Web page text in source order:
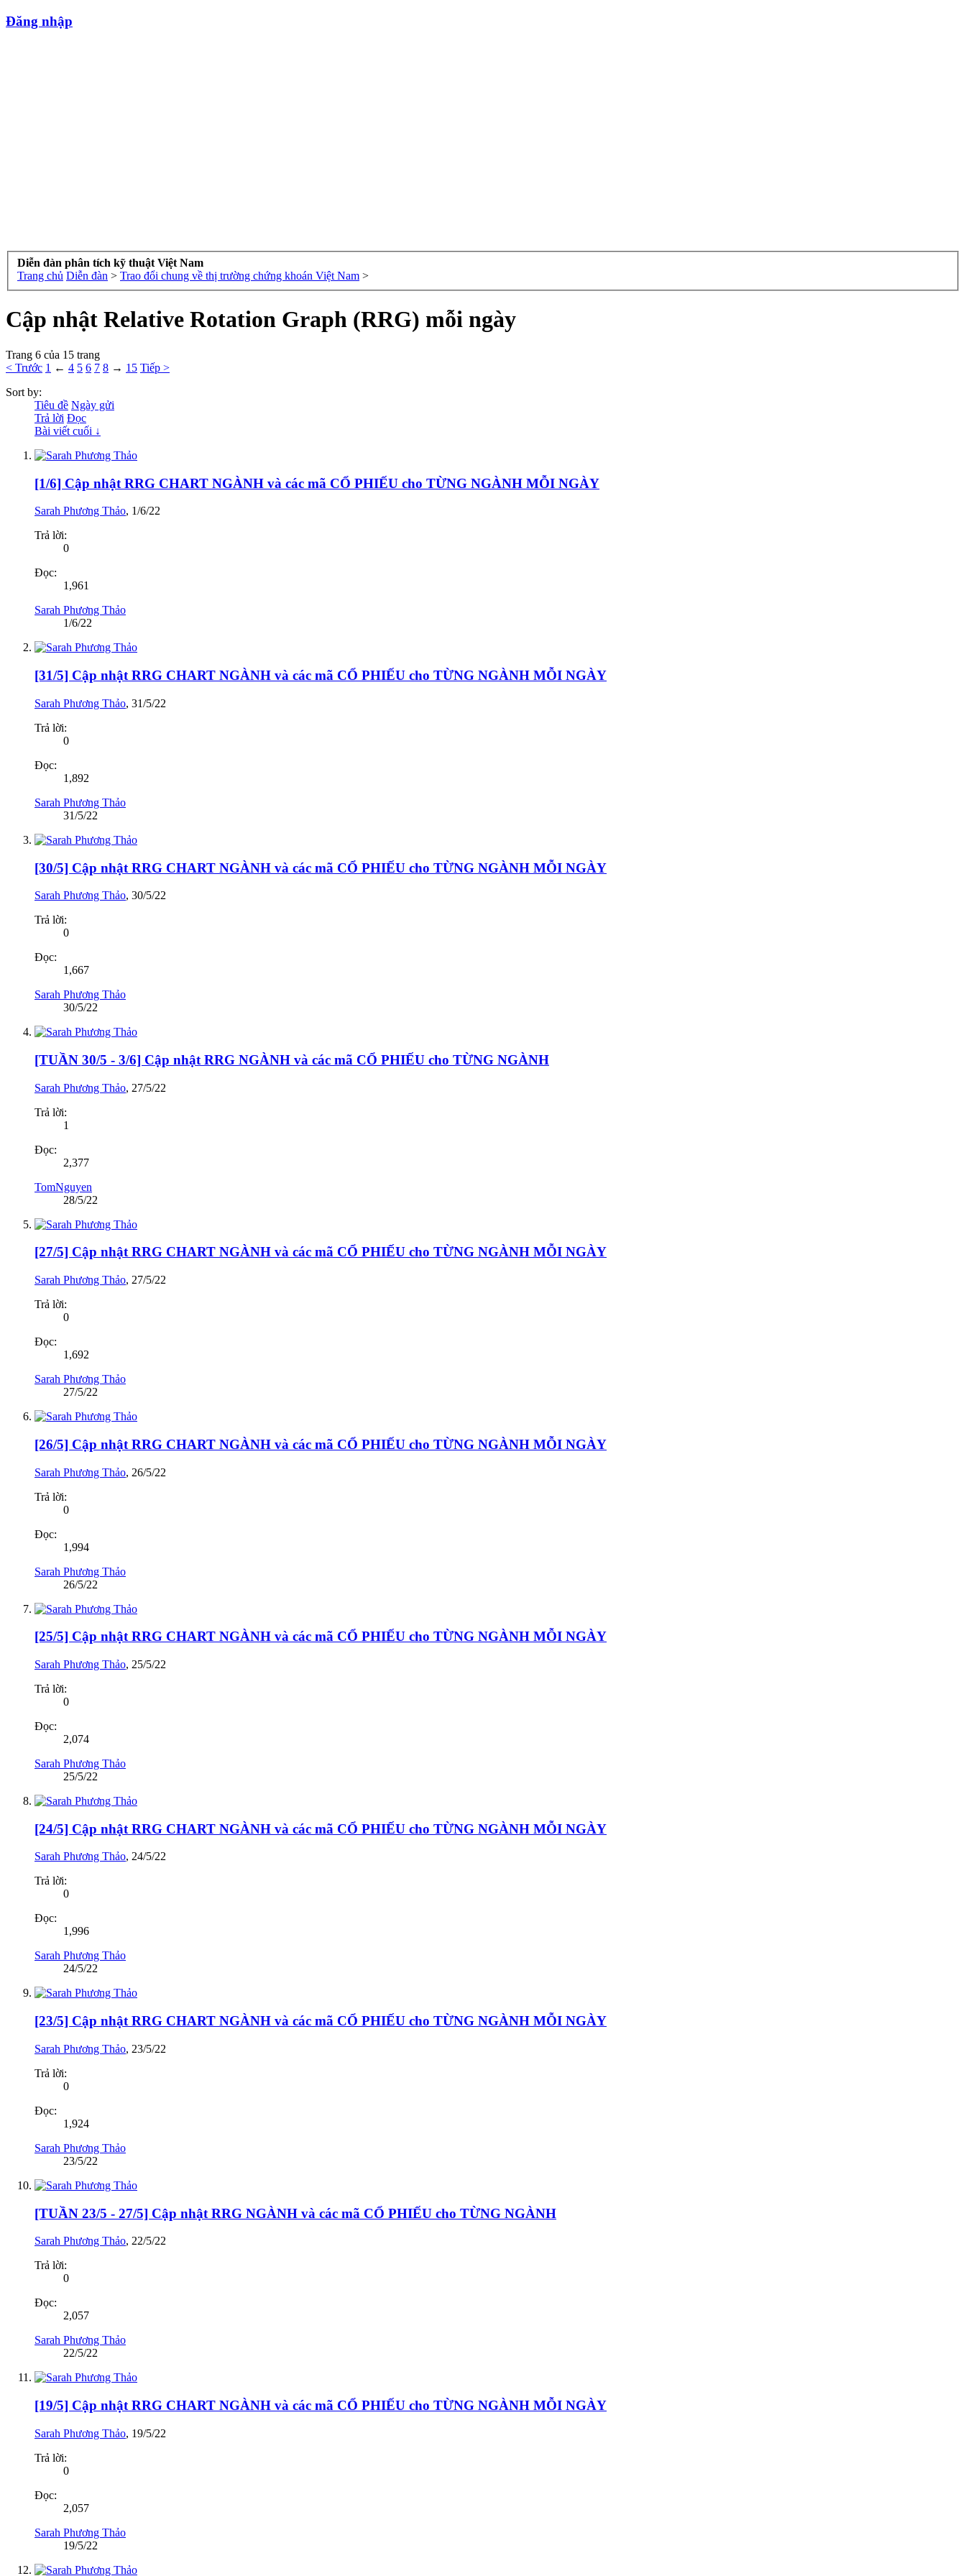
Đăng nhập
Diễn đàn phân tích kỹ thuật Việt Nam
Trang chủ Diễn đàn > Trao đổi chung về thị trường chứng khoán Việt Nam >
Cập nhật Relative Rotation Graph (RRG) mỗi ngày
Trang 6 của 15 trang
< Trước 1 ← 4 5 6 7 8 → 15 Tiếp >
Sort by:
Tiêu đề Ngày gửi
Trả lời Đọc
Bài viết cuối ↓
[1/6] Cập nhật RRG CHART NGÀNH và các mã CỔ PHIẾU cho TỪNG NGÀNH MỖI NGÀY
Sarah Phương Thảo, 1/6/22
Trả lời:
0
Đọc:
1,961
Sarah Phương Thảo
1/6/22
[31/5] Cập nhật RRG CHART NGÀNH và các mã CỔ PHIẾU cho TỪNG NGÀNH MỖI NGÀY
Sarah Phương Thảo, 31/5/22
Trả lời:
0
Đọc:
1,892
Sarah Phương Thảo
31/5/22
[30/5] Cập nhật RRG CHART NGÀNH và các mã CỔ PHIẾU cho TỪNG NGÀNH MỖI NGÀY
Sarah Phương Thảo, 30/5/22
Trả lời:
0
Đọc:
1,667
Sarah Phương Thảo
30/5/22
[TUẦN 30/5 - 3/6] Cập nhật RRG NGÀNH và các mã CỔ PHIẾU cho TỪNG NGÀNH
Sarah Phương Thảo, 27/5/22
Trả lời:
1
Đọc:
2,377
TomNguyen
28/5/22
[27/5] Cập nhật RRG CHART NGÀNH và các mã CỔ PHIẾU cho TỪNG NGÀNH MỖI NGÀY
Sarah Phương Thảo, 27/5/22
Trả lời:
0
Đọc:
1,692
Sarah Phương Thảo
27/5/22
[26/5] Cập nhật RRG CHART NGÀNH và các mã CỔ PHIẾU cho TỪNG NGÀNH MỖI NGÀY
Sarah Phương Thảo, 26/5/22
Trả lời:
0
Đọc:
1,994
Sarah Phương Thảo
26/5/22
[25/5] Cập nhật RRG CHART NGÀNH và các mã CỔ PHIẾU cho TỪNG NGÀNH MỖI NGÀY
Sarah Phương Thảo, 25/5/22
Trả lời:
0
Đọc:
2,074
Sarah Phương Thảo
25/5/22
[24/5] Cập nhật RRG CHART NGÀNH và các mã CỔ PHIẾU cho TỪNG NGÀNH MỖI NGÀY
Sarah Phương Thảo, 24/5/22
Trả lời:
0
Đọc:
1,996
Sarah Phương Thảo
24/5/22
[23/5] Cập nhật RRG CHART NGÀNH và các mã CỔ PHIẾU cho TỪNG NGÀNH MỖI NGÀY
Sarah Phương Thảo, 23/5/22
Trả lời:
0
Đọc:
1,924
Sarah Phương Thảo
23/5/22
[TUẦN 23/5 - 27/5] Cập nhật RRG NGÀNH và các mã CỔ PHIẾU cho TỪNG NGÀNH
Sarah Phương Thảo, 22/5/22
Trả lời:
0
Đọc:
2,057
Sarah Phương Thảo
22/5/22
[19/5] Cập nhật RRG CHART NGÀNH và các mã CỔ PHIẾU cho TỪNG NGÀNH MỖI NGÀY
Sarah Phương Thảo, 19/5/22
Trả lời:
0
Đọc:
2,057
Sarah Phương Thảo
19/5/22